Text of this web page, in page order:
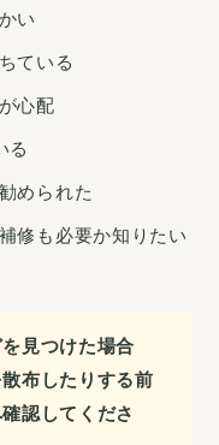
い
ている
心配
められた
修も必要か知りたい
見つけた場合
布したりする前
認してくださ